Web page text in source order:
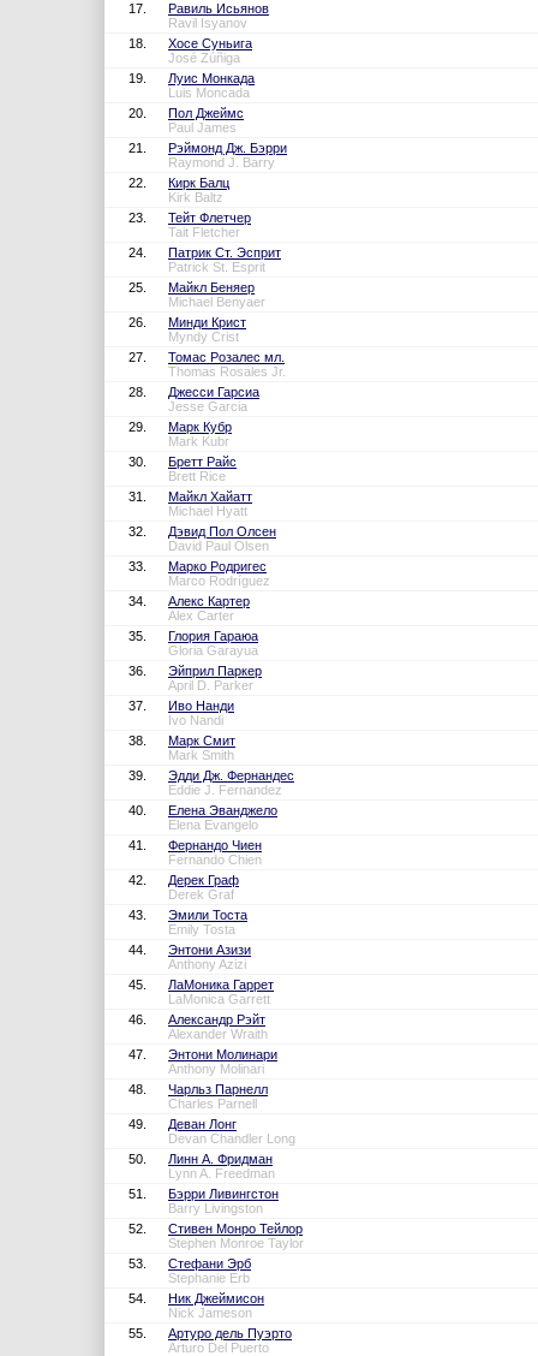
17.
Равиль Исьянов
Ravil Isyanov
18.
Хосе Суньига
José Zúñiga
19.
Луис Монкада
Luis Moncada
20.
Пол Джеймс
Paul James
21.
Рэймонд Дж. Бэрри
Raymond J. Barry
22.
Кирк Балц
Kirk Baltz
23.
Тейт Флетчер
Tait Fletcher
24.
Патрик Ст. Эсприт
Patrick St. Esprit
25.
Майкл Беняер
Michael Benyaer
26.
Минди Крист
Myndy Crist
27.
Томас Розалес мл.
Thomas Rosales Jr.
28.
Джесси Гарсиа
Jesse Garcia
29.
Марк Кубр
Mark Kubr
30.
Бретт Райс
Brett Rice
31.
Майкл Хайатт
Michael Hyatt
32.
Дэвид Пол Олсен
David Paul Olsen
33.
Марко Родригес
Marco Rodríguez
34.
Алекс Картер
Alex Carter
35.
Глория Гараюа
Gloria Garayua
36.
Эйприл Паркер
April D. Parker
37.
Иво Нанди
Ivo Nandi
38.
Марк Смит
Mark Smith
39.
Эдди Дж. Фернандес
Eddie J. Fernandez
40.
Елена Эванджело
Elena Evangelo
41.
Фернандо Чиен
Fernando Chien
42.
Дерек Граф
Derek Graf
43.
Эмили Тоста
Emily Tosta
44.
Энтони Азизи
Anthony Azizi
45.
ЛаМоника Гаррет
LaMonica Garrett
46.
Александр Рэйт
Alexander Wraith
47.
Энтони Молинари
Anthony Molinari
48.
Чарльз Парнелл
Charles Parnell
49.
Деван Лонг
Devan Chandler Long
50.
Линн А. Фридман
Lynn A. Freedman
51.
Бэрри Ливингстон
Barry Livingston
52.
Стивен Монро Тейлор
Stephen Monroe Taylor
53.
Стефани Эрб
Stephanie Erb
54.
Ник Джеймисон
Nick Jameson
55.
Артуро дель Пуэрто
Arturo Del Puerto